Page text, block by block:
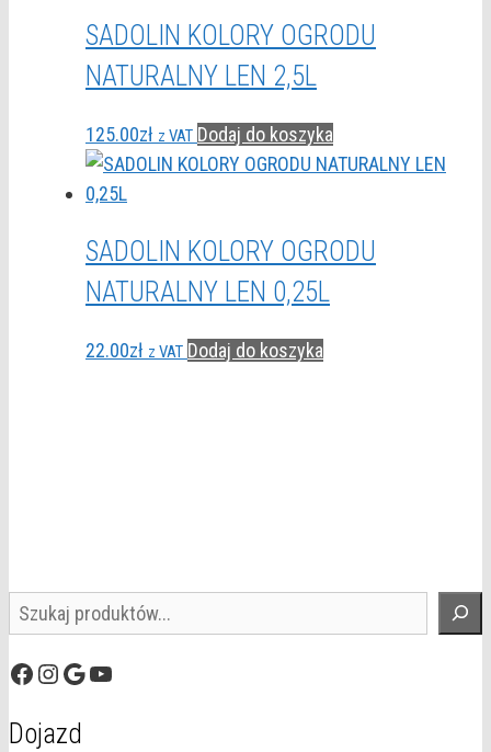
SADOLIN KOLORY OGRODU
NATURALNY LEN 2,5L
125.00zł z VAT Dodaj do koszyka
SADOLIN KOLORY OGRODU
NATURALNY LEN 0,25L
22.00zł z VAT Dodaj do koszyka
Szukaj
Facebook
Instagram
GoogleYouTube
Dojazd